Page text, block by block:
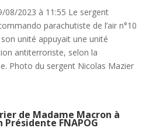
08/2023 à 11:55 Le sergent
parachutiste de l’air n°10
unité appuyait une unité
antiterroriste, selon la
Photo du sergent Nicolas Mazier
de Madame Macron à
FNAPOG